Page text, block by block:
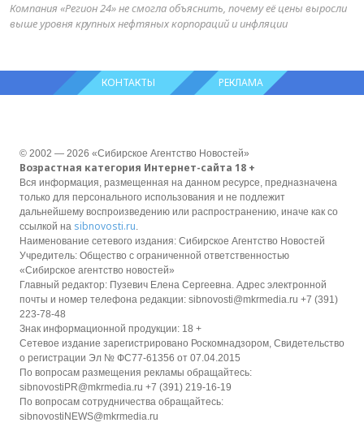
Компания «Регион 24» не смогла объяснить, почему её цены выросли
выше уровня крупных нефтяных корпораций и инфляции
КОНТАКТЫ РЕКЛАМА
© 2002 — 2026 «Сибирское Агентство Новостей»
Возрастная категория Интернет-сайта 18 +
Вся информация, размещенная на данном ресурсе, предназначена
только для персонального использования и не подлежит
дальнейшему воспроизведению или распространению, иначе как со
ссылкой на sibnovosti.ru.
Наименование сетевого издания: Сибирское Агентство Новостей
Учредитель: Общество с ограниченной ответственностью
«Сибирское агентство новостей»
Главный редактор: Пузевич Елена Сергеевна. Адрес электронной
почты и номер телефона редакции: sibnovosti@mkrmedia.ru +7 (391)
223-78-48
Знак информационной продукции: 18 +
Сетевое издание зарегистрировано Роскомнадзором, Свидетельство
о регистрации Эл № ФС77-61356 от 07.04.2015
По вопросам размещения рекламы обращайтесь:
sibnovostiPR@mkrmedia.ru +7 (391) 219-16-19
По вопросам сотрудничества обращайтесь:
sibnovostiNEWS@mkrmedia.ru